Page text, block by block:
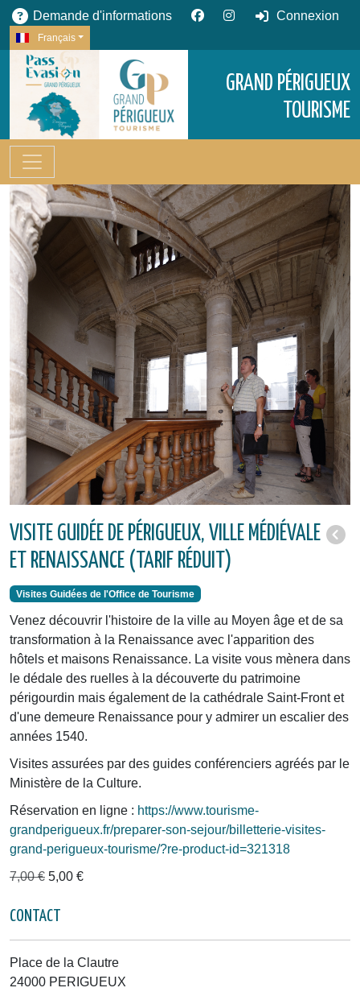
Demande d'informations Connexion
Français
GRAND PÉRIGUEUX
TOURISME
VISITE GUIDÉE DE PÉRIGUEUX, VILLE MÉDIÉVALE
ET RENAISSANCE (TARIF RÉDUIT)
Visites Guidées de l'Office de Tourisme
Venez découvrir l'histoire de la ville au Moyen âge et de sa
transformation à la Renaissance avec l'apparition des
hôtels et maisons Renaissance. La visite vous mènera dans
le dédale des ruelles à la découverte du patrimoine
périgourdin mais également de la cathédrale Saint-Front et
d'une demeure Renaissance pour y admirer un escalier des
années 1540.
Visites assurées par des guides conférenciers agréés par le
Ministère de la Culture.
Réservation en ligne : https://www.tourisme-
grandperigueux.fr/preparer-son-sejour/billetterie-visites-
grand-perigueux-tourisme/?re-product-id=321318
7,00 € 5,00 €
CONTACT
Place de la Clautre
24000 PERIGUEUX